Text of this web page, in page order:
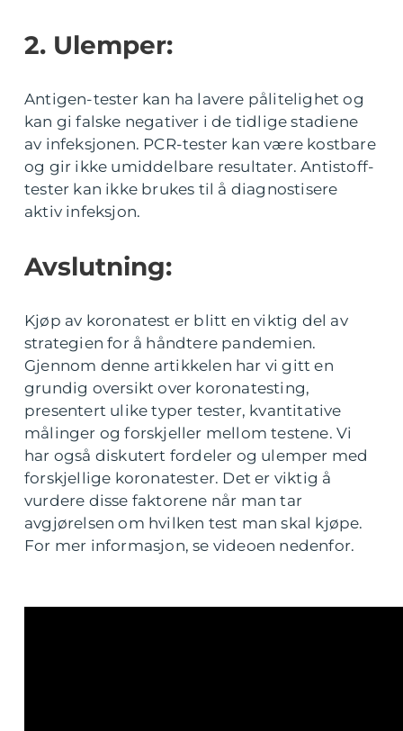
2. Ulemper:
Antigen-tester kan ha lavere pålitelighet og
kan gi falske negativer i de tidlige stadiene
av infeksjonen. PCR-tester kan være kostbare
og gir ikke umiddelbare resultater. Antistoff-
tester kan ikke brukes til å diagnostisere
aktiv infeksjon.
Avslutning:
Kjøp av koronatest er blitt en viktig del av
strategien for å håndtere pandemien.
Gjennom denne artikkelen har vi gitt en
grundig oversikt over koronatesting,
presentert ulike typer tester, kvantitative
målinger og forskjeller mellom testene. Vi
har også diskutert fordeler og ulemper med
forskjellige koronatester. Det er viktig å
vurdere disse faktorene når man tar
avgjørelsen om hvilken test man skal kjøpe.
For mer informasjon, se videoen nedenfor.